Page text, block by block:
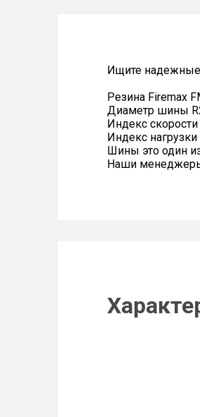
Ищите
Резина Firemax
Диаметр шины
Индекс
Индекс нагрузки
Шины это один
Наши менеджеры